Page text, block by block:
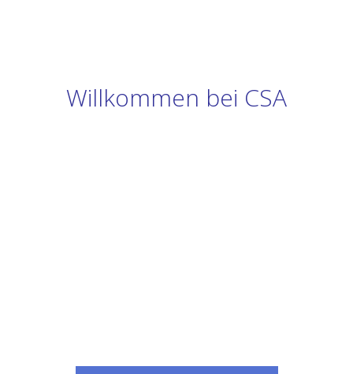
Willkommen bei CSA